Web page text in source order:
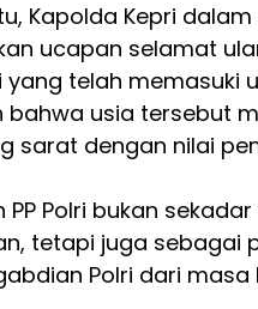
Kapolda Kepri
ucapan selamat
yang telah memasuki
bahwa usia tersebut
sarat dengan nilai
PP Polri bukan
tetapi juga sebagai
Polri dari masa